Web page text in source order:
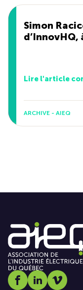
Simon
d’InnovHQ,
Lire l'article
ARCHIVE - AIEQ
Social media link
Social media
Social